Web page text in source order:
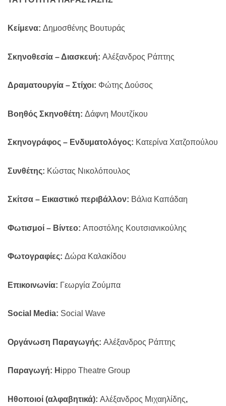
Κείμενα: Δημοσθένης Βουτυράς
Σκηνοθεσία – Διασκευή: Αλέξανδρος Ράπτης
Δραματουργία – Στίχοι: Φώτης Δούσος
Βοηθός Σκηνοθέτη: Δάφνη Μουτζίκου
Σκηνογράφος – Ενδυματολόγος: Κατερίνα Χατζοπούλου
Συνθέτης: Κώστας Νικολόπουλος
Σκίτσα – Εικαστικό περιβάλλον: Βάλια Καπάδαη
Φωτισμοί – Bίντεο: Αποστόλης Κουτσιανικούλης
Φωτογραφίες: Δώρα Καλακίδου
Επικοινωνία: Γεωργία Ζούμπα
Social Μedia: Social Wave
Οργάνωση Παραγωγής: Αλέξανδρος Ράπτης
Παραγωγή: H ippo Theatre Group
Ηθοποιοί (αλφαβητικά): Αλέξανδρος Μιχαηλίδης,